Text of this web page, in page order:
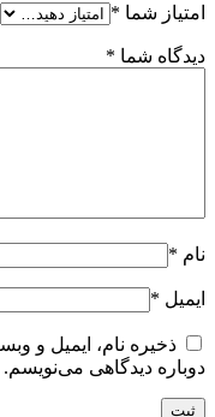
امتیاز شما *
دیدگاه شما *
نام *
ایمیل *
ذخیره نام، ایمیل و
دوباره دیدگاهی می‌نویسم.